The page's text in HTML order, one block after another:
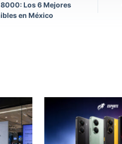
Los 6 Mejores
en México